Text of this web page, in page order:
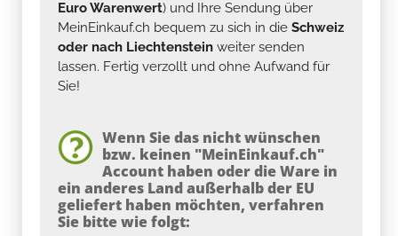
Euro Warenwert) und Ihre Sendung über
MeinEinkauf.ch bequem zu sich in die Schweiz
oder nach Liechtenstein weiter senden
lassen. Fertig verzollt und ohne Aufwand für
Sie!
Wenn Sie das nicht wünschen
bzw. keinen "MeinEinkauf.ch"
Account haben oder die Ware in
ein anderes Land außerhalb der EU
geliefert haben möchten, verfahren
Sie bitte wie folgt: